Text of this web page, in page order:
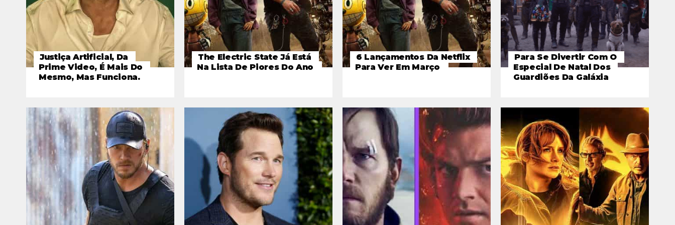
Justiça Artificial, Da
Prime Video, É Mais Do
Mesmo, Mas Funciona.
The Electric State Já Está
Na Lista De Piores Do Ano
6 Lançamentos Da Netflix
Para Ver Em Março
Para Se Divertir Com O
Especial De Natal Dos
Guardiões Da Galáxia